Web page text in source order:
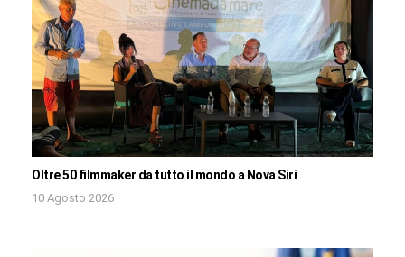
Oltre 50 filmmaker da tutto il mondo a Nova Siri
10 Agosto 2026